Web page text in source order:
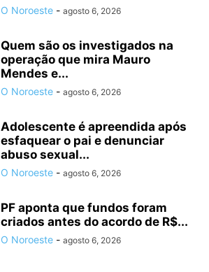
O Noroeste - agosto 6, 2026
Quem são os investigados na
operação que mira Mauro
Mendes e...
O Noroeste - agosto 6, 2026
Adolescente é apreendida após
esfaquear o pai e denunciar
abuso sexual...
O Noroeste - agosto 6, 2026
PF aponta que fundos foram
criados antes do acordo de R$...
O Noroeste - agosto 6, 2026